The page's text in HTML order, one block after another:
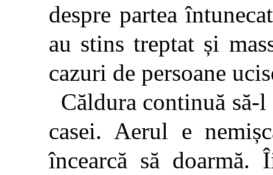
despre partea
au stins treptat și
cazuri de persoane
Căldura continuă să-l
casei. Aerul e
încearcă să